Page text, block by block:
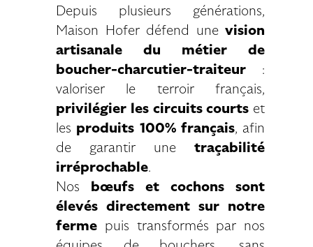
Depuis plusieurs générations,
Maison Hofer défend une vision
artisanale du métier de
boucher-charcutier-traiteur :
valoriser le terroir français,
privilégier les circuits courts et
les produits 100% français, afin
de garantir une traçabilité
irréprochable.
Nos bœufs et cochons sont
élevés directement sur notre
ferme puis transformés par nos